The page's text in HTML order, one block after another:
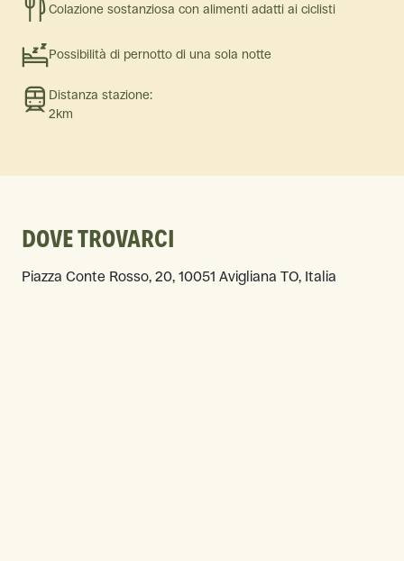
Colazione sostanziosa con alimenti adatti ai ciclisti
Possibilità di pernotto di una sola notte
Distanza stazione:
2km
DOVE TROVARCI
Piazza Conte Rosso, 20, 10051 Avigliana TO, Italia